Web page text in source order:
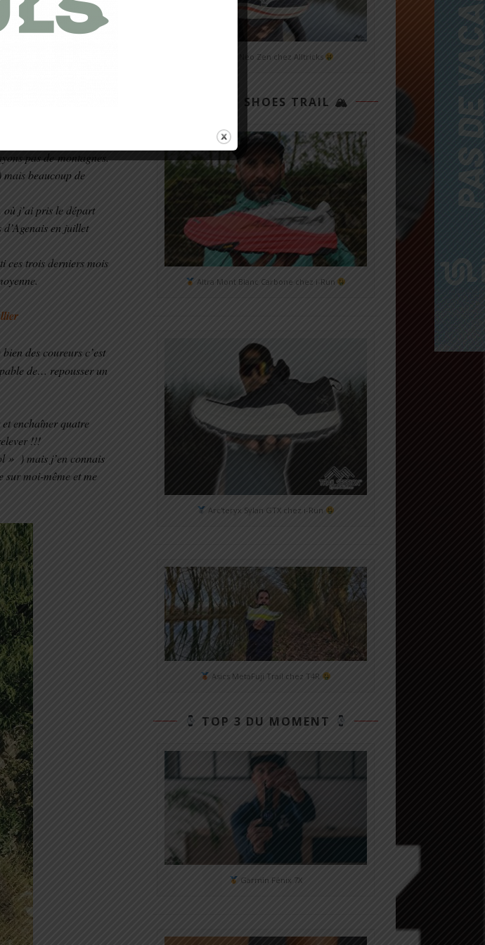
depuis le
que nous avions
notes prises sur mes
avec sa spécialité
à mes besoins
le Marmandais.
pas de montagnes.
beaucoup de
j’ai pris le départ
en juillet
ces trois derniers mois
des coureurs c’est
de… repousser un
et enchaîner quatre
!!!
» ) mais j’en connais
sur moi-même et me
Mizuno Neo Zen chez Alltricks
TOP 3 SHOES TRAIL 🏔
Altra Mont Blanc Carbone chez i-Run
Arc'teryx Sylan GTX chez i-Run
Asics MetaFuji Trail chez T4R
TOP 3 DU MOMENT
Garmin Fénix 7X